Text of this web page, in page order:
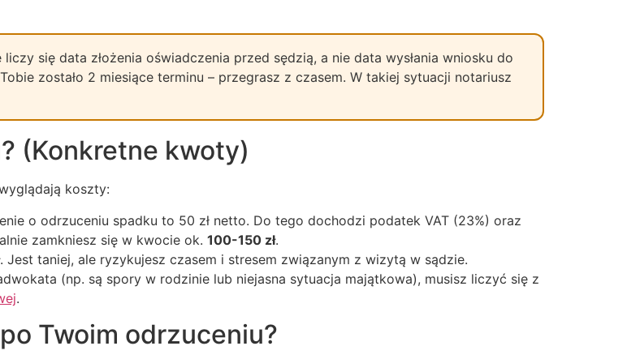
się data złożenia oświadczenia przed sędzią, a nie data wysłania wniosku do
zostało 2 miesiące terminu – przegrasz z czasem. W takiej sytuacji notariusz
(Konkretne kwoty)
koszty:
o odrzuceniu spadku to 50 zł netto. Do tego dochodzi podatek VAT (23%) oraz
zamkniesz się w kwocie ok. 100-150 zł.
. Jest taniej, ale ryzykujesz czasem i stresem związanym z wizytą w sądzie.
(np. są spory w rodzinie lub niejasna sytuacja majątkowa), musisz liczyć się z
.
Twoim odrzuceniu?